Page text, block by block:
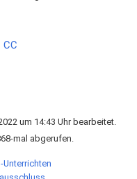
um 14:43 Uhr bearbeitet.
mal abgerufen.
Unterrichten